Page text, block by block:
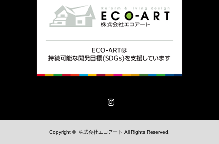
Copyright © 株式会社エコアート All Rights Reserved.